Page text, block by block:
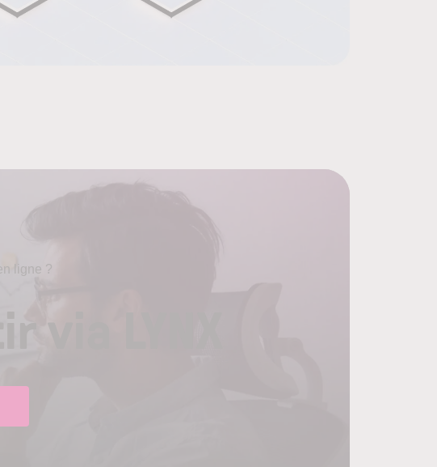
ligne ?
LYNX